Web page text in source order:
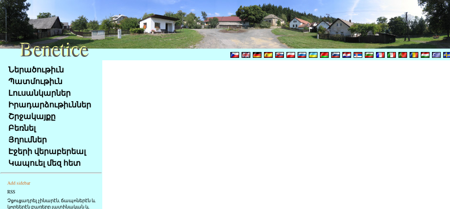
Na
obsah
stránky
Klávesové
zkratky
tomto
webu
základní
Hlavní
strana
Ներածութիւն
Պատմութիւն
Լուսանկարներ
Իրադարձութիւններ
Շրջակայքը
Բեռնել
Յղումներ
Էջերի վերաբերեալ
Կապուել մեզ հետ
Add sidebar
RSS
Չցուցադրել չինարէն, ճապոներէն և
կորեերէն բառերը լատինական և
Benetice
Benetice